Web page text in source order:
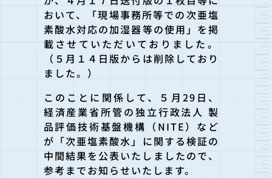
おいて、「現場事務所等での次亜塩
素酸水対応の加湿器等の使用」を掲
載させていただいておりました 。
（５月１４日版からは削除しており
ました。）
このことに関係して、５月29日、
経済産業省所管の独立行政法人 製
品評価技術基盤機構（NITE）など
が「次亜塩素酸水」に関する検証の
中間結果を公表いたしましたので、
参考までお知らせいたします。